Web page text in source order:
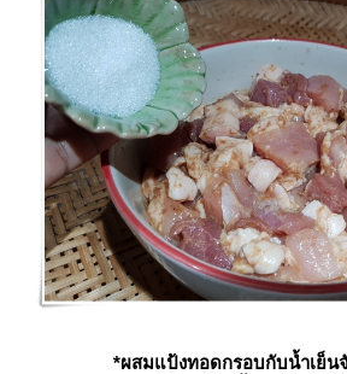
*ผสมแป้งทอดกรอบกับน้ำเย็น